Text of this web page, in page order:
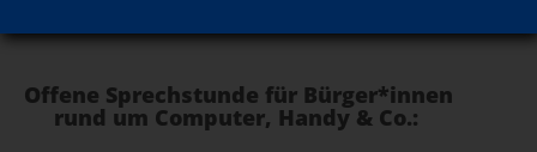
Offene Sprechstunde für Bürger*innen
rund um Computer, Handy & Co.: